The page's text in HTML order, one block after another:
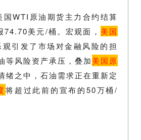
国WTI原油期货主力合约结算
美元/桶。宏观面， 美国
引发了市场对金融风险的担
等风险资产承压，叠加美国原
绪之中，石油需求正在重新定
将超过此前的宣布的50万桶/